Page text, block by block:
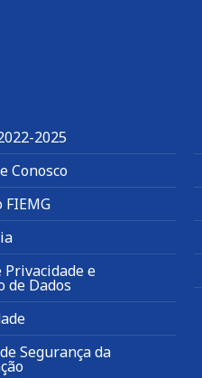
2025
Conosco
FIEMG
Privacidade e
de Dados
Segurança da